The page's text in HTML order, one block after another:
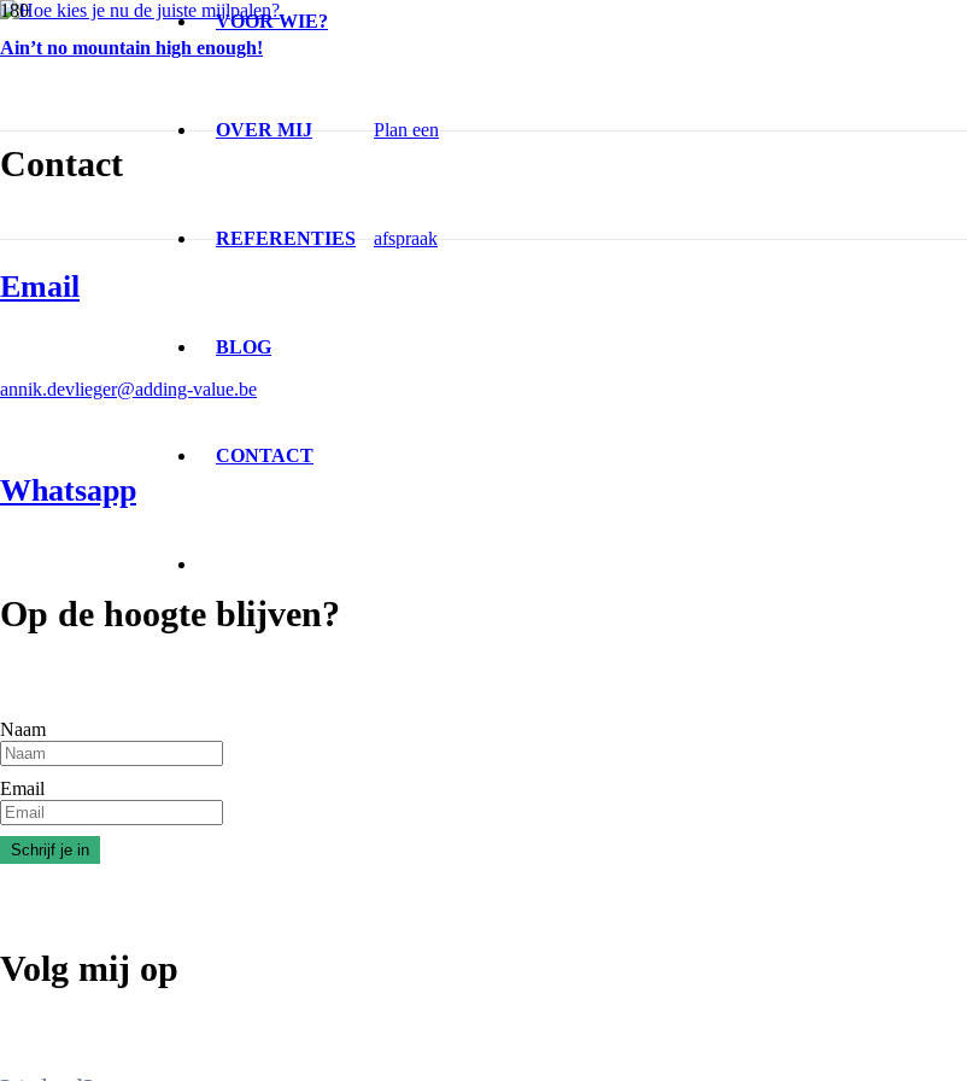
VOOR WIE?
OVER MIJ
REFERENTIES
BLOG
CONTACT
Plan een
afspraak
Ain’t no mountain high enough!
Contact
Email
annik.devlieger@adding-value.be
Whatsapp
Op de hoogte blijven?
Naam
Email
Volg mij op